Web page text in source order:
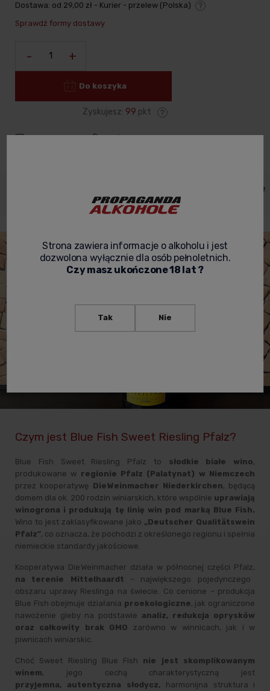
Dostawa: od 29,00 zł - Kurier - przelew (Polska)
Sprawdź formy dostawy
- +
Do koszyka
Zyskujesz: 99 pkt
zapytaj o produkt poleć znajomemu
dostawy
produkcie
Zabezpieczenie
Czym jest Blue Fish Sweet Riesling Pfalz?
Blue Fish Sweet Riesling Pfalz to słodkie białe wino,
produkowane w regionie Pfalz (Palatynat) w Niemczech
przez kooperatywę Die Weinmacher Niederkirchen, będącą
domem dla ok. 200 rodzin winiarskich, które wspólnie uprawiają
winogrona i produkują tę linię win pod marką Blue Fish.
Wino to jest zaklasyfikowane jako „Deutscher Qualitätswein
Pfalz”, co oznacza, że pochodzi z określonego regionu i spełnia
niemieckie standardy jakościowe.
Kooperatywa Die Weinmacher działa w północnej części Pfalz,
na terenie Mittelhaardt – największego pojedynczego
obszaru uprawy Rieslinga na świecie. Co cenione – produkcja
Blue Fish obejmuje działania proekologiczne, jak ograniczone
nawożenie gleby na podstawie analiz, redukcja oprysków
oraz całkowity brak GMO zarówno w winnicach, jak i w
piwnicach winiarskic.
Choć Sweet Riesling Blue Fish nie jest skomplikowanym
winem, jego cechą charakterystyczną jest
przyjemna, autentyczna słodycz, harmonijna struktura i
Strona zawiera informacje o alkoholu i jest
dozwolona wyłącznie dla osób pełnoletnich.
Czy masz ukończone 18 lat ?
Tak Nie